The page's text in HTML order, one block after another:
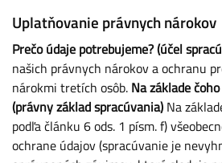
Uplatňovanie právnych nárokov
Prečo údaje potrebujeme? (účel
našich právnych nárokov a ochranu
nárokmi tretích osôb. Na základe
(právny základ spracúvania) Na
podľa článku 6 ods. 1 písm. f)
ochrane údajov (spracúvanie je